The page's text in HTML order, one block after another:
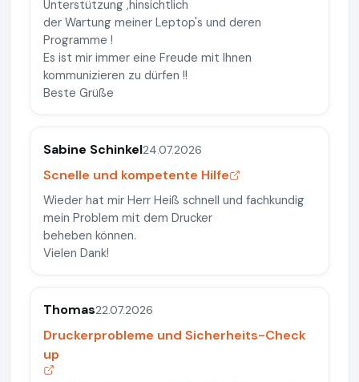
Unterstützung ,hinsichtlich
der Wartung meiner Leptop's und deren
Programme !
Es ist mir immer eine Freude mit Ihnen
kommunizieren zu dürfen !!
Beste Grüße
Sabine Schinkel24.07.2026
Scnelle und kompetente Hilfe
Wieder hat mir Herr Heiß schnell und fachkundig
mein Problem mit dem Drucker
beheben können.
Vielen Dank!
Thomas22.07.2026
Druckerprobleme und Sicherheits-Check
up